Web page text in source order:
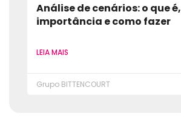
Análise de cenários: o que é,
importância e como fazer
LEIA MAIS
Grupo BITTENCOURT